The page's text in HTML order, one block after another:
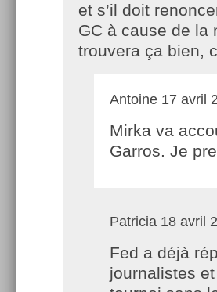
et s’il doit
GC à cause de la
trouvera ça bien,
Antoine 17 avril
Mirka va
Garros. Je
Patricia 18 avril
Fed a déjà
journalistes